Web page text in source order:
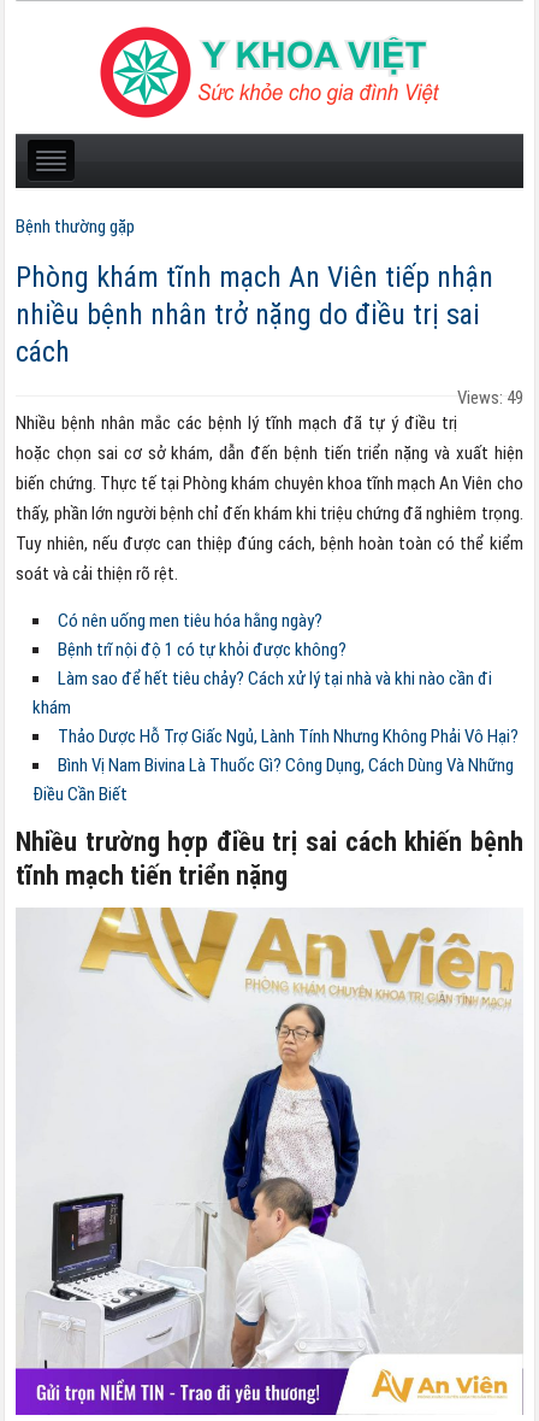
Bệnh thường gặp
Phòng khám tĩnh mạch An Viên tiếp nhận
nhiều bệnh nhân trở nặng do điều trị sai
cách
Views: 49
Nhiều bệnh nhân mắc các bệnh lý tĩnh mạch đã tự ý điều trị
hoặc chọn sai cơ sở khám, dẫn đến bệnh tiến triển nặng và xuất hiện
biến chứng. Thực tế tại Phòng khám chuyên khoa tĩnh mạch An Viên cho
thấy, phần lớn người bệnh chỉ đến khám khi triệu chứng đã nghiêm trọng.
Tuy nhiên, nếu được can thiệp đúng cách, bệnh hoàn toàn có thể kiểm
soát và cải thiện rõ rệt.
Có nên uống men tiêu hóa hằng ngày?
Bệnh trĩ nội độ 1 có tự khỏi được không?
Làm sao để hết tiêu chảy? Cách xử lý tại nhà và khi nào cần đi
khám
Thảo Dược Hỗ Trợ Giấc Ngủ, Lành Tính Nhưng Không Phải Vô Hại?
Bình Vị Nam Bivina Là Thuốc Gì? Công Dụng, Cách Dùng Và Những
Điều Cần Biết
Nhiều trường hợp điều trị sai cách khiến bệnh
tĩnh mạch tiến triển nặng